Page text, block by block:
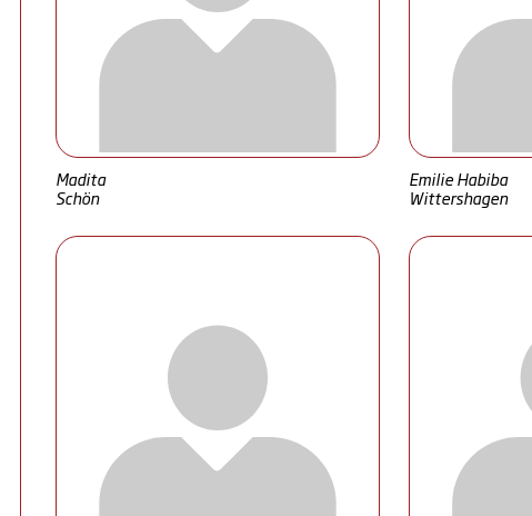
Madita
Schön
Emilie Habiba
Wittershagen